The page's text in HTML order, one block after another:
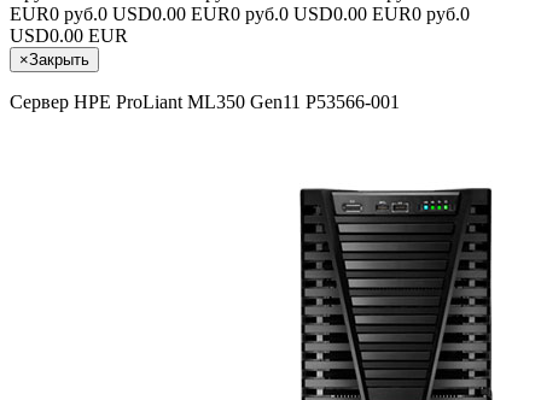
EUR0 руб.0 USD0.00 EUR0 руб.0 USD0.00 EUR0 руб.0
USD0.00 EUR
×Закрыть
Сервер HPE ProLiant ML350 Gen11 P53566-001